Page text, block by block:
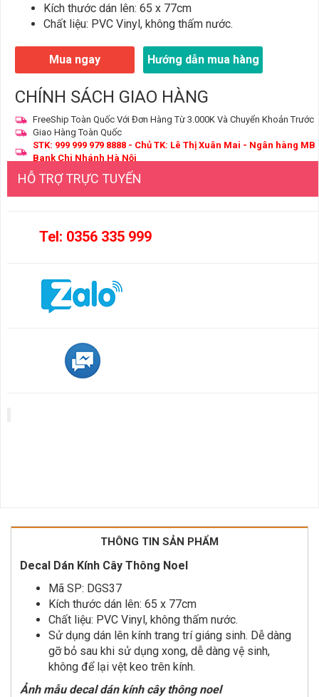
Kích thước dán lên: 65 x 77cm
Chất liệu: PVC Vinyl, không thấm nước.
Mua ngay Hướng dẫn mua hàng
CHÍNH SÁCH GIAO HÀNG
FreeShip Toàn Quốc Với Đơn Hàng Từ 3.000K Và Chuyển Khoản Trước
Giao Hàng Toàn Quốc
STK: 999 999 979 8888 - Chủ TK: Lê Thị Xuân Mai - Ngân hàng MB
Bank Chi Nhánh Hà Nội
HỖ TRỢ TRỰC TUYẾN
Tel: 0356 335 999
THÔNG TIN SẢN PHẨM
Decal Dán Kính Cây Thông Noel
Mã SP: DGS37
Kích thước dán lên: 65 x 77cm
Chất liệu: PVC Vinyl, không thấm nước.
Sử dụng dán lên kính trang trí giáng sinh. Dễ dàng
gỡ bỏ sau khi sử dụng xong, dễ dàng vệ sinh,
không để lại vệt keo trên kính.
Ảnh mẫu decal dán kính cây thông noel